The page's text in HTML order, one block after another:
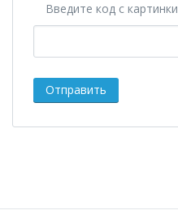
Введите код с картинки